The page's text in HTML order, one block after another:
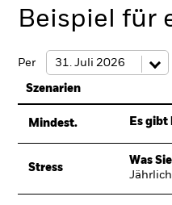
Beispiel für
Per
Szenarien
Mindest. Es
Stress
Was